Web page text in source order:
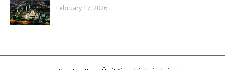
February 17, 2026